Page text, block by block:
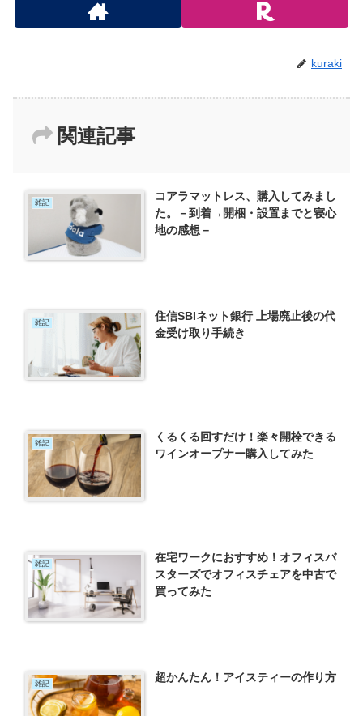
kuraki
関連記事
雑記
コアラマットレス、購入してみまし
た。－到着→開梱・設置までと寝心
地の感想－
雑記
住信SBIネット銀行 上場廃止後の代
金受け取り手続き
雑記
くるくる回すだけ！楽々開栓できる
ワインオープナー購入してみた
雑記
在宅ワークにおすすめ！オフィスバ
スターズでオフィスチェアを中古で
買ってみた
雑記 超かんたん！アイスティーの作り方